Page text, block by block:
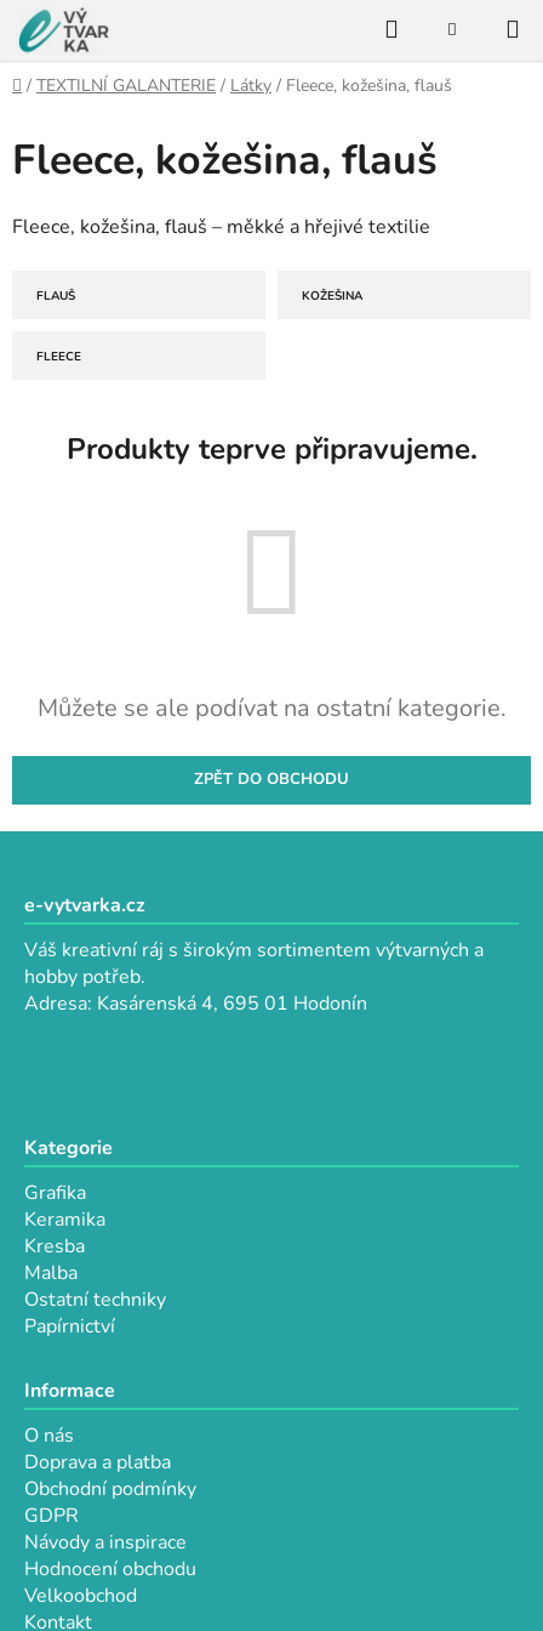
Přejít
na
obsah
HledatNÁKUPNÍ
Domů
/ TEXTILNÍ GALANTERIE / Látky / Fleece, kožešina, flauš
Fleece, kožešina, flauš
Fleece, kožešina, flauš – měkké a hřejivé textilie
FLAUŠ KOŽEŠINA
FLEECE
Produkty teprve připravujeme.
Můžete se ale podívat na ostatní kategorie.
ZPĚT DO OBCHODU
e-vytvarka.cz
Váš kreativní ráj s širokým sortimentem výtvarných a
hobby potřeb.
Adresa: Kasárenská 4, 695 01 Hodonín
Kategorie
Grafika
Keramika
Kresba
Malba
Ostatní techniky
Papírnictví
Informace
O nás
Doprava a platba
Obchodní podmínky
GDPR
Návody a inspirace
Hodnocení obchodu
Velkoobchod
Kontakt